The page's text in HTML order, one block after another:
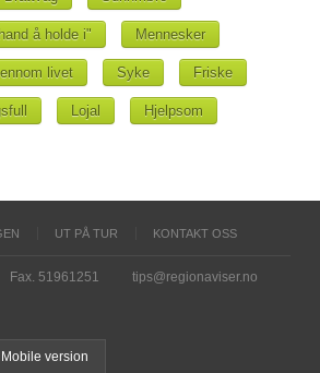
å holde i" Mennesker
livet Syke Friske
Lojal Hjelpsom
UT PÅ TUR KONTAKT OSS
Fax. 51961251 tips@regionaviser.no
Mobile version